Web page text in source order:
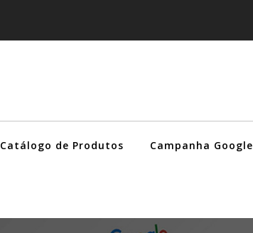
Catálogo de Produtos Campanha Google